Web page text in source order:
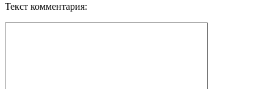
Текст комментария: